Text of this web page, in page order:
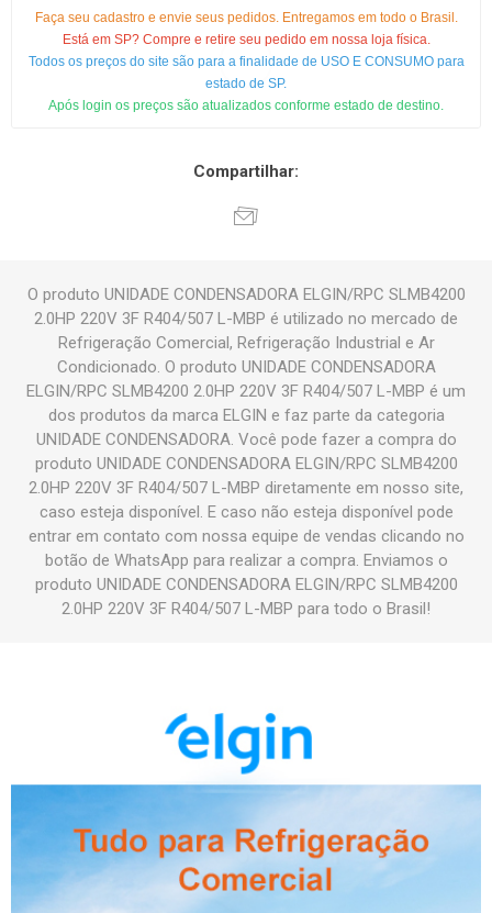
Faça seu cadastro e envie seus pedidos. Entregamos em todo o Brasil.
Está em SP? Compre e retire seu pedido em nossa loja física.
Todos os preços do site são para a finalidade de USO E CONSUMO para
estado de SP.
Após login os preços são atualizados conforme estado de destino.
Compartilhar:
O produto UNIDADE CONDENSADORA ELGIN/RPC SLMB4200
2.0HP 220V 3F R404/507 L-MBP é utilizado no mercado de
Refrigeração Comercial, Refrigeração Industrial e Ar
Condicionado. O produto UNIDADE CONDENSADORA
ELGIN/RPC SLMB4200 2.0HP 220V 3F R404/507 L-MBP é um
dos produtos da marca ELGIN e faz parte da categoria
UNIDADE CONDENSADORA. Você pode fazer a compra do
produto UNIDADE CONDENSADORA ELGIN/RPC SLMB4200
2.0HP 220V 3F R404/507 L-MBP diretamente em nosso site,
caso esteja disponível. E caso não esteja disponível pode
entrar em contato com nossa equipe de vendas clicando no
botão de WhatsApp para realizar a compra. Enviamos o
produto UNIDADE CONDENSADORA ELGIN/RPC SLMB4200
2.0HP 220V 3F R404/507 L-MBP para todo o Brasil!